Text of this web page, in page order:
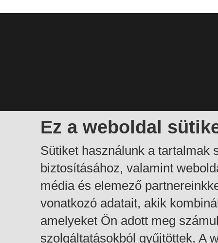
Ez a weboldal
Sütiket használunk a tartalmak
biztosításához, valamint
média és elemező
vonatkozó adatait, akik
amelyeket Ön adott meg
szolgáltatásokból gyűjtöttek. A